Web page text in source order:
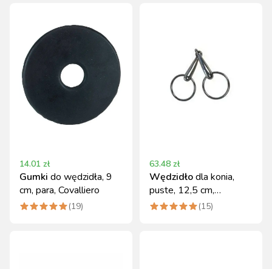
14.01 zł
Gumki do wędzidła, 9
cm, para, Covalliero
(19)
63.48 zł
Wędzidłodla konia,
puste, 12,5 cm,
Covalliero
(15)